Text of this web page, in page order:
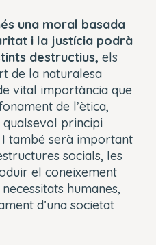
una moral basada
i la justícia podrà
destructius, els
de la naturalesa
vital importància que
de l’ètica,
principi
també serà important
socials, les
el coneixement
humanes,
d’una societat